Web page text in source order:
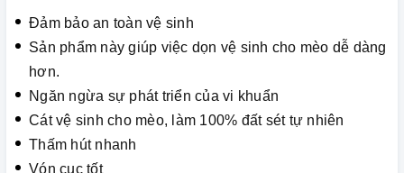
Đảm bảo an toàn vệ sinh
Sản phẩm này giúp việc dọn vệ sinh cho mèo dễ dàng
hơn.
Ngăn ngừa sự phát triển của vi khuẩn
Cát vệ sinh cho mèo, làm 100% đất sét tự nhiên
Thấm hút nhanh
Vón cục tốt